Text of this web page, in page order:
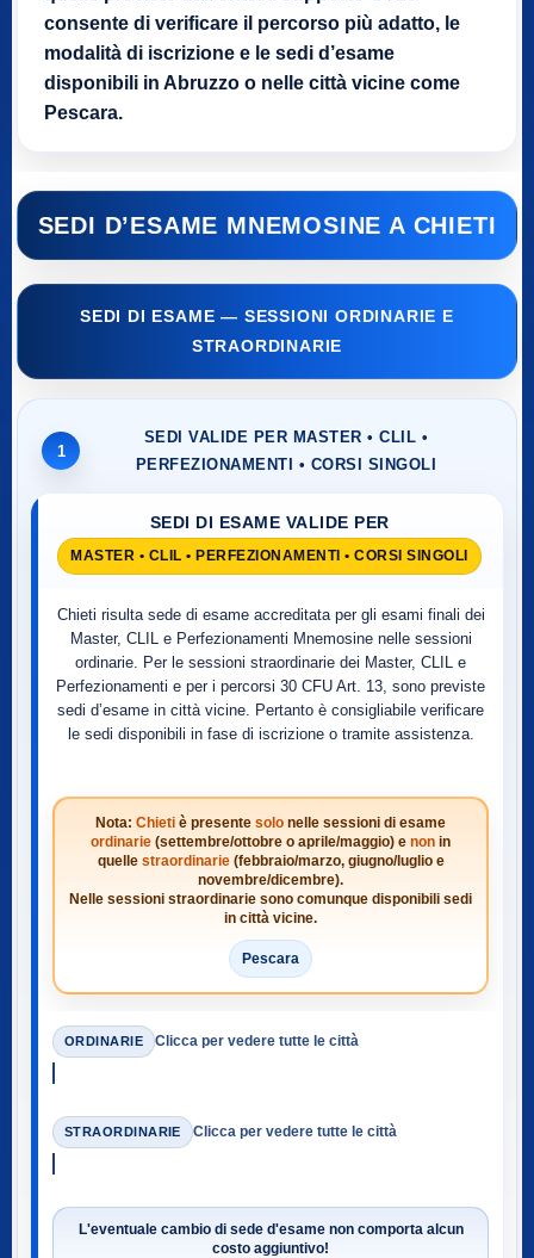
consente di verificare il percorso più adatto, le
modalità di iscrizione e le sedi d’esame
disponibili in Abruzzo o nelle città vicine come
Pescara.
SEDI D’ESAME MNEMOSINE A CHIETI
SEDI DI ESAME — SESSIONI ORDINARIE E
STRAORDINARIE
1
SEDI VALIDE PER MASTER • CLIL •
PERFEZIONAMENTI • CORSI SINGOLI
SEDI DI ESAME VALIDE PER
MASTER • CLIL • PERFEZIONAMENTI • CORSI SINGOLI
Chieti risulta sede di esame accreditata per gli esami finali dei
Master, CLIL e Perfezionamenti Mnemosine nelle sessioni
ordinarie. Per le sessioni straordinarie dei Master, CLIL e
Perfezionamenti e per i percorsi 30 CFU Art. 13, sono previste
sedi d’esame in città vicine. Pertanto è consigliabile verificare
le sedi disponibili in fase di iscrizione o tramite assistenza.
Nota: Chieti è presente solo nelle sessioni di esame
ordinarie (settembre/ottobre o aprile/maggio) e non in
quelle straordinarie(febbraio/marzo, giugno/luglio e
novembre/dicembre).
Nelle sessioni straordinarie sono comunque disponibili sedi
in città vicine.
Pescara
ORDINARIE Clicca per vedere tutte le città
STRAORDINARIE Clicca per vedere tutte le città
L'eventuale cambio di sede d'esame non comporta alcun
costo aggiuntivo!